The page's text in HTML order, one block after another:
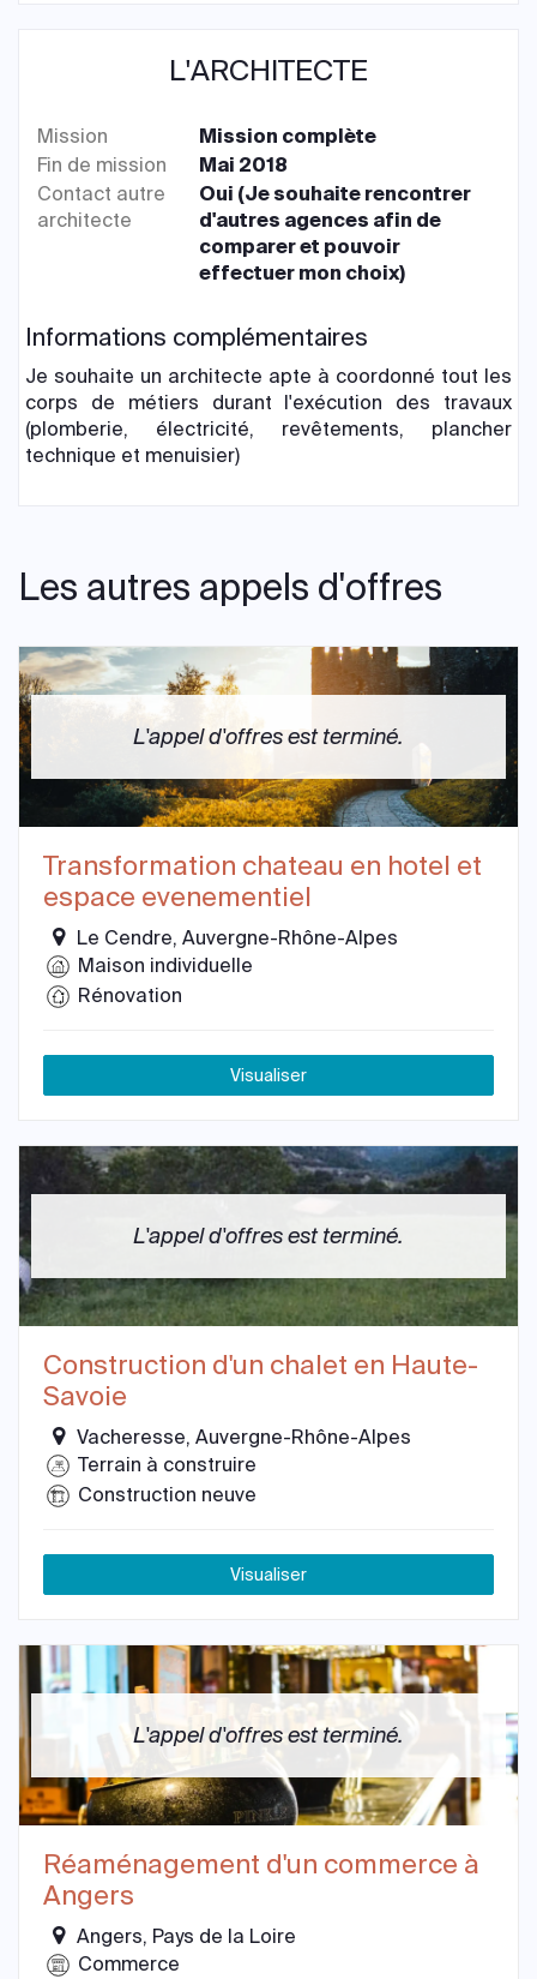
L'ARCHITECTE
Mission
Mission complète
Fin de mission
Mai 2018
Contact autre
architecte
Oui (Je souhaite rencontrer
d'autres agences afin de
comparer et pouvoir
effectuer mon choix)
Informations complémentaires
Je souhaite un architecte apte à coordonné tout les
corps de métiers durant l'exécution des travaux
(plomberie, électricité, revêtements, plancher
technique et menuisier)
Les autres appels d'offres
L'appel d'offres est terminé.
Transformation chateau en hotel et
espace evenementiel
Le Cendre, Auvergne-Rhône-Alpes
Maison individuelle
Rénovation
Visualiser
L'appel d'offres est terminé.
Construction d'un chalet en Haute-
Savoie
Vacheresse, Auvergne-Rhône-Alpes
Terrain à construire
Construction neuve
Visualiser
L'appel d'offres est terminé.
Réaménagement d'un commerce à
Angers
Angers, Pays de la Loire
Commerce